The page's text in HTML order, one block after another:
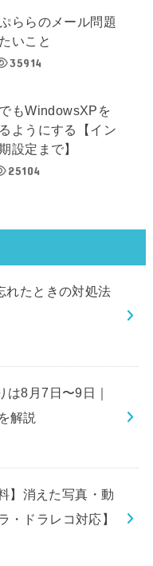
ららのメール問題
いこと
35914
もWindowsXPを
ようにする【イン
設定まで】
25104
れたときの対処法
8月7日〜9日｜
解説
】消えた写真・動
・ドラレコ対応】